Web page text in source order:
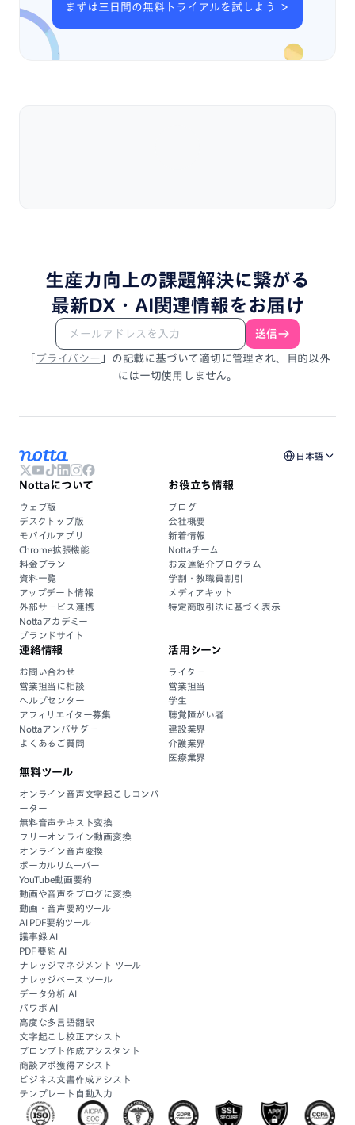
まずは三日間の無料トライアルを試しよう ＞
生産力向上の課題解決に繋がる
最新DX・ AI関連情報を お届け
送信
「 プライバシー 」 の記載に基づいて適切に管理され、
目的以外
には一切使用しません。
日本語
Nottaについて
ウェブ版
デスクトップ版
モバイルアプリ
Chrome拡張機能
料金プラン
資料一覧
アップデート情報
外部サービス連携
Nottaアカデミー
ブランドサイト
お役立ち情報
ブログ
会社概要
新着情報
Nottaチーム
お友達紹介プログラム
学割・教職員割引
メディアキット
特定商取引法に基づく表示
連絡情報
お問い合わせ
営業担当に相談
ヘルプセンター
アフィリエイター募集
Nottaアンバサダー
よくあるご質問
活用シーン
ライター
営業担当
学生
聴覚障がい者
建設業界
介護業界
医療業界
無料ツール
オンライン音声文字起こしコンバ
ーター
無料音声テキスト変換
フリーオンライン動画変換
オンライン音声変換
ボーカルリムーバー
YouTube動画要約
動画や音声をブログに変換
動画・音声要約ツール
AI PDF要約ツール
議事録 AI
PDF 要約 AI
ナレッジマネジメント ツール
ナレッジベース ツール
データ分析 AI
パワポ AI
高度な多言語翻訳
文字起こし校正アシスト
プロンプト作成アシスタント
商談アポ獲得アシスト
ビジネス文書作成アシスト
テンプレート自動入力